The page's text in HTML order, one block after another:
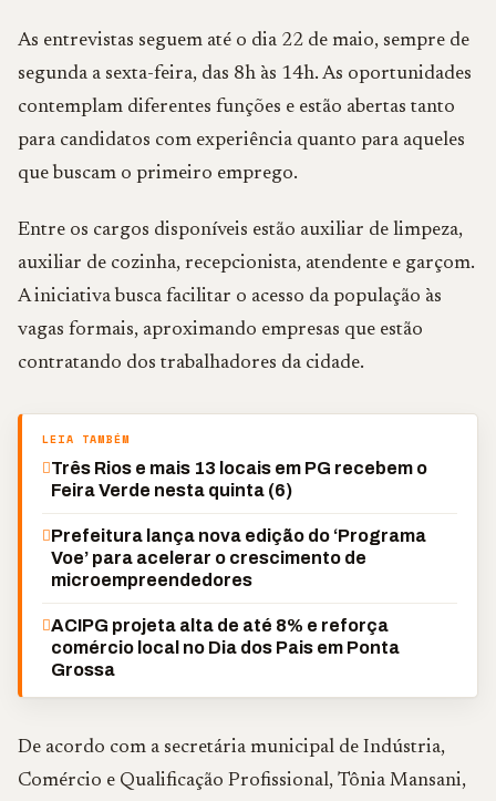
As entrevistas seguem até o dia 22 de maio, sempre de
segunda a sexta-feira, das 8h às 14h. As oportunidades
contemplam diferentes funções e estão abertas tanto
para candidatos com experiência quanto para aqueles
que buscam o primeiro emprego.
Entre os cargos disponíveis estão auxiliar de limpeza,
auxiliar de cozinha, recepcionista, atendente e garçom.
A iniciativa busca facilitar o acesso da população às
vagas formais, aproximando empresas que estão
contratando dos trabalhadores da cidade.
LEIA TAMBÉM
Três Rios e mais 13 locais em PG recebem o
Feira Verde nesta quinta (6)
Prefeitura lança nova edição do ‘Programa
Voe’ para acelerar o crescimento de
microempreendedores
ACIPG projeta alta de até 8% e reforça
comércio local no Dia dos Pais em Ponta
Grossa
De acordo com a secretária municipal de Indústria,
Comércio e Qualificação Profissional, Tônia Mansani,